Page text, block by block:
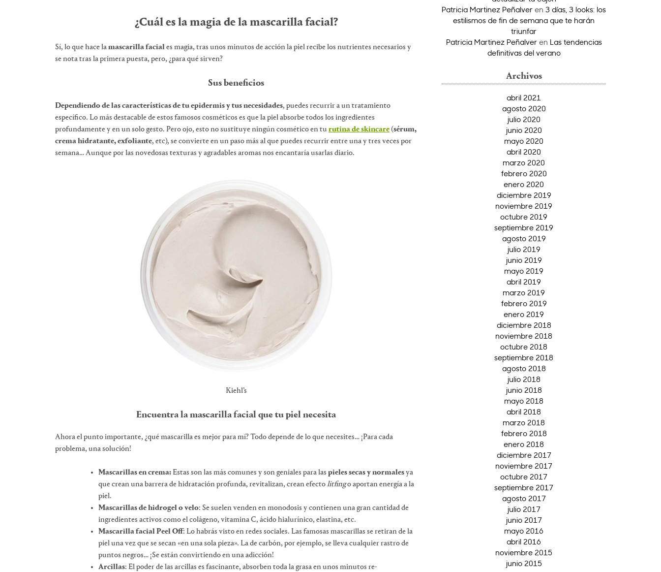
¿Cuál es la magia de la mascarilla facial?
Sí, lo que hace lamascarilla faciales magia, tras unos minutos de acción la piel recibe los nutrientes necesarios y
se nota tras la primera puesta, pero, ¿para qué sirven?
Sus beneficios
Dependiendo de las características de tu epidermis y tus necesidades, puedes recurrir a un tratamiento
específico. Lo más destacable de estos famosos cosméticos es que la piel absorbe todos los ingredientes
profundamente y en un solo gesto. Pero ojo, esto no sustituye ningún cosmético en tu rutina de skincare(sérum,
crema hidratante, exfoliante, etc), se convierte en un paso más al que puedes recurrir entre una y tres veces por
semana… Aunque por las novedosas texturas y agradables aromas nos encantaría usarlas diario.
Kiehl’s
Encuentra la mascarilla facial que tu piel necesita
Ahora el punto importante, ¿qué mascarilla es mejor para mí? Todo depende de lo que necesites… ¡Para cada
problema, una solución!
Mascarillas en crema: Estas son las más comunes y son geniales para las pieles secas y normalesya
que crean una barrera de hidratación profunda, revitalizan, crean efectolitfingo aportan energía a la
piel.
Mascarillas de hidrogel o velo: Se suelen venden en monodosis y contienen una gran cantidad de
ingredientes activos como el colágeno, vitamina C, ácido hialurínico, elastina, etc.
Mascarilla facial Peel Off: Lo habrás visto en redes sociales. Las famosas mascarillas se retiran de la
piel una vez que se secan «en una sola pieza». La de carbón, por ejemplo, se lleva cualquier rastro de
puntos negros… ¡Se están convirtiendo en una adicción!
Arcillas: El poder de las arcillas es fascinante, absorben toda la grasa en unos minutos re-
Patricia Martinez Peñalver en 3 días, 3 looks: los
estilismos de fin de semana que te harán
triunfar
Patricia Martinez Peñalveren Las tendencias
definitivas del verano
Archivos
abril 2021
agosto 2020
julio 2020
junio 2020
mayo 2020
abril 2020
marzo 2020
febrero 2020
enero 2020
diciembre 2019
noviembre 2019
octubre 2019
septiembre 2019
agosto 2019
julio 2019
junio 2019
mayo 2019
abril 2019
marzo 2019
febrero 2019
enero 2019
diciembre 2018
noviembre 2018
octubre 2018
septiembre 2018
agosto 2018
julio 2018
junio 2018
mayo 2018
abril 2018
marzo 2018
febrero 2018
enero 2018
diciembre 2017
noviembre 2017
octubre 2017
septiembre 2017
agosto 2017
julio 2017
junio 2017
mayo 2016
abril 2016
noviembre 2015
junio 2015